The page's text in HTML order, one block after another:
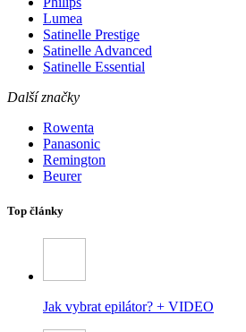
Lumea
Satinelle Prestige
Satinelle Advanced
Satinelle Essential
Další značky
Rowenta
Panasonic
Remington
Beurer
Top články
Jak vybrat epilátor? + VIDEO